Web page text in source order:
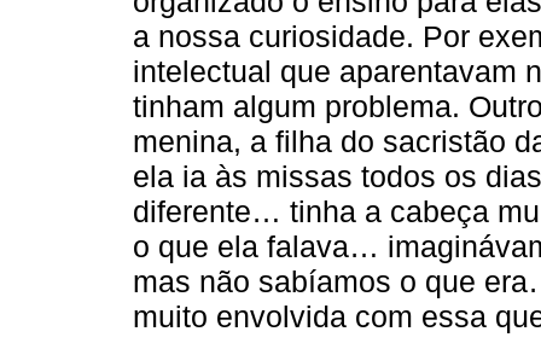
a nossa curiosidade. Por
intelectual que aparentavam
tinham algum problema.
menina, a filha do sacristão
ela ia às missas todos os
diferente… tinha a cabeça
o que ela falava…
mas não sabíamos o que
muito envolvida com essa